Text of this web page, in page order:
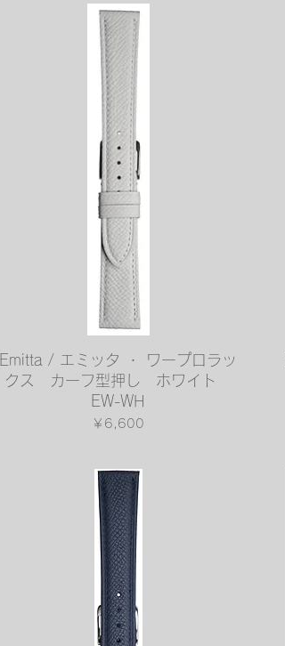
クイックビュー
Emitta / エミッタ ・ ワープロラッ
クス カーフ型押し ホワイト
EW-WH
価格
￥6,600